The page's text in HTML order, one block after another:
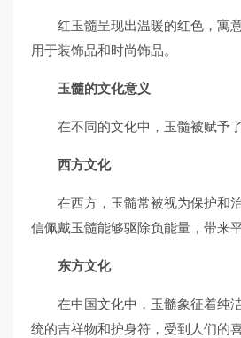
红玉髓呈现出温暖的红色，寓
用于装饰品和时尚饰品。
玉髓的文化意义
在不同的文化中，玉髓被赋予
西方文化
在西方，玉髓常被视为保护和
信佩戴玉髓能够驱除负能量，带来
东方文化
在中国文化中，玉髓象征着纯
统的吉祥物和护身符，受到人们的